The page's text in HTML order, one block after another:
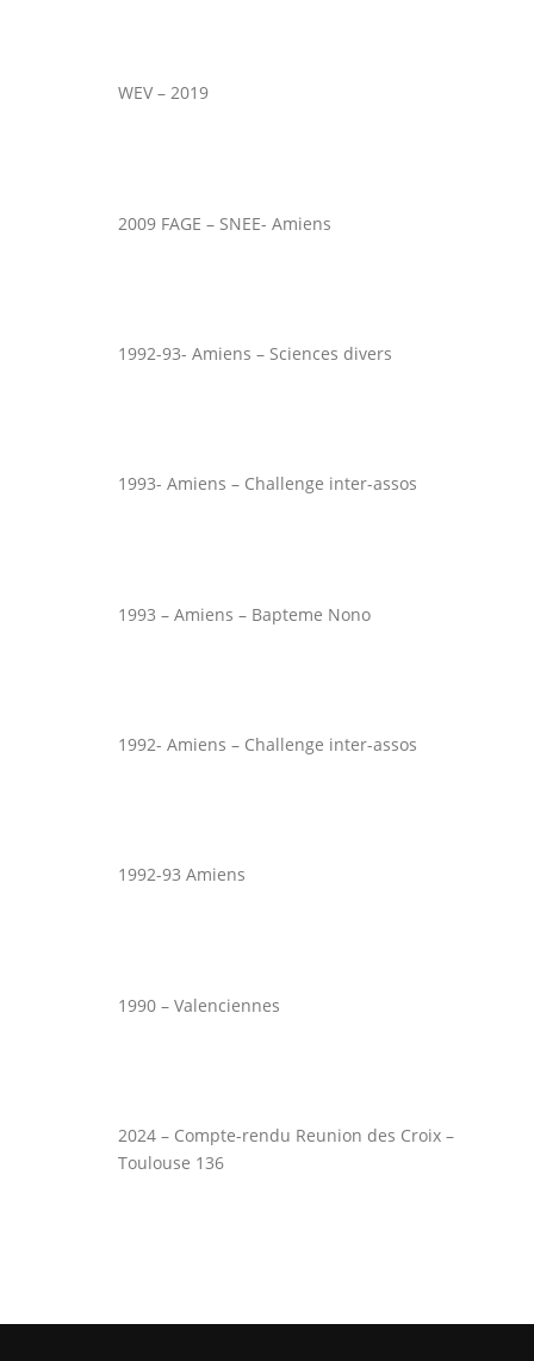
WEV – 2019
2009 FAGE – SNEE- Amiens
1992-93- Amiens – Sciences divers
1993- Amiens – Challenge inter-assos
1993 – Amiens – Bapteme Nono
1992- Amiens – Challenge inter-assos
1992-93 Amiens
1990 – Valenciennes
2024 – Compte-rendu Reunion des Croix –
Toulouse 136